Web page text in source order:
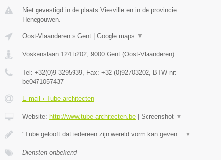
Niet gevestigd in de plaats Viesville en in de provincie
Henegouwen.
Oost-Vlaanderen » Gent Google maps ▼
Voskenslaan 124 b202 9000 Gent (Oost-Vlaanderen)
Tel: +32(0)9 3295939 , Fax: +32 (0)92703202 , BTW-nr:
be0471057437
E-mail › Tube-architecten
Website: http://www.tube-architecten.be Screenshot ▼
"Tube gelooft dat iedereen zijn wereld vorm kan geven... ▼
Diensten onbekend